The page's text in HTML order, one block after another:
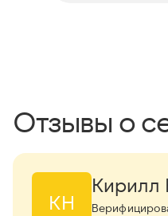
Отзывы о
КН
Кирилл